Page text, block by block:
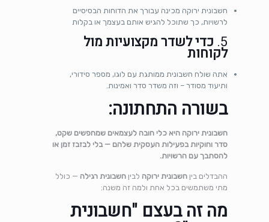
חשבונית ירוקה מכינה עבורך את הדוחות הבסיסיים
לרשויות, כך שתוכל להגיש אותם בעצמך או בקלות
5. כדי לשדר מקצועיות מול
לקוחות
אתה שולח חשבונית ממותגת עם לוגו, מספר סידורי,
ותיעוד מסודר – וזה משדר סדר ואמינות.
בשורה התחתונה:
חשבונית ירוקה היא כלי חובה לעצמאים שמחפשים שקט,
סדר וחוקיות בפעילות העסקית שלהם — בלי לבזבז זמן או
להסתבך עם הרשויות.
ההבדלים ביןחשבונית ירוקה לביןחשבונית רגילה — כולל
מתי משתמשים בכל אחת ולמה זה משנה:
מה זה בעצם "חשבונית